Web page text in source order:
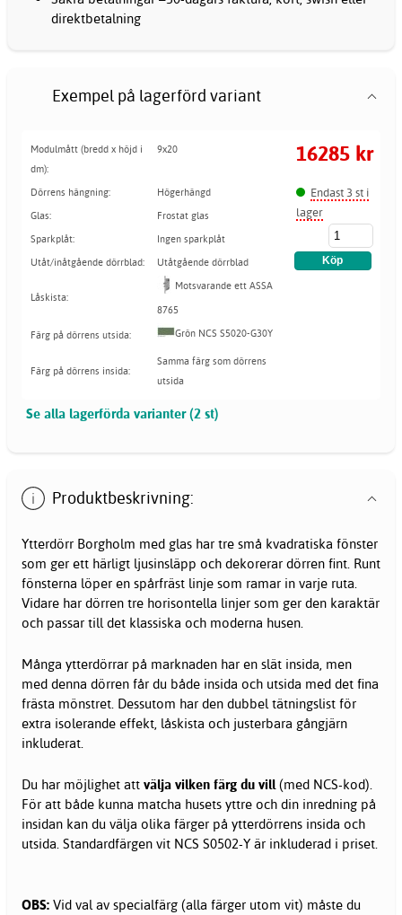
direktbetalning
Exempel på lagerförd variant
Modulmått (bredd x höjd i
dm):
9x20
Dörrens hängning:
Högerhängd
Glas:
Frostat glas
Sparkplåt:
Ingen sparkplåt
Utåt/inåtgående dörrblad:
Utåtgående dörrblad
Låskista:
Motsvarande ett ASSA
8765
Färg på dörrens utsida:
Grön NCS S5020-G30Y
Färg på dörrens insida:
Samma färg som dörrens
utsida
16285 kr
Endast 3 st i
lager
Se alla lagerförda varianter (2 st)
Produktbeskrivning:
Ytterdörr Borgholm med glas har tre små kvadratiska fönster
som ger ett härligt ljusinsläpp och dekorerar dörren fint. Runt
fönsterna löper en spårfräst linje som ramar in varje ruta.
Vidare har dörren tre horisontella linjer som ger den karaktär
och passar till det klassiska och moderna husen.
Många ytterdörrar på marknaden har en slät insida, men
med denna dörren får du både insida och utsida med det fina
frästa mönstret. Dessutom har den dubbel tätningslist för
extra isolerande effekt, låskista och justerbara gångjärn
inkluderat.
Du har möjlighet att välja vilken färg du vill(med NCS-kod).
För att både kunna matcha husets yttre och din inredning på
insidan kan du välja olika färger på ytterdörrens insida och
utsida. Standardfärgen vit NCS S0502-Y är inkluderad i priset.
OBS: Vid val av specialfärg (alla färger utom vit) måste du